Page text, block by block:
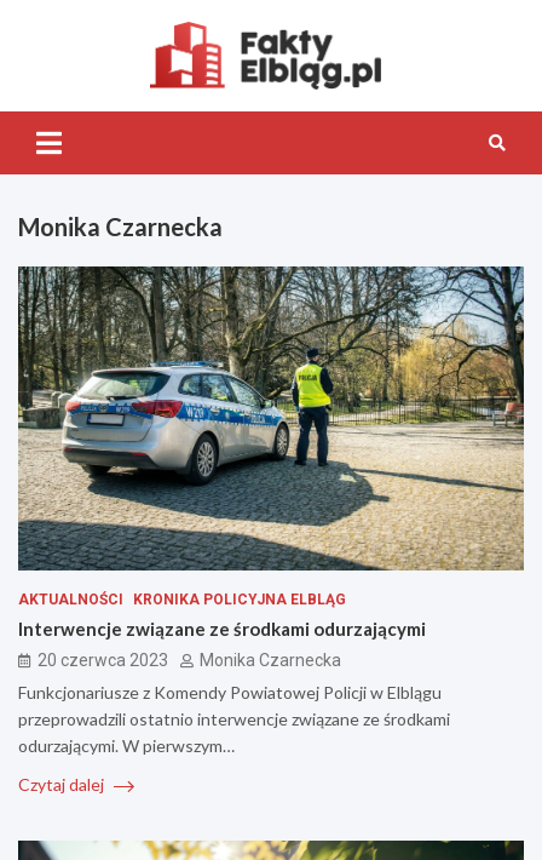
Monika Czarnecka
AKTUALNOŚCI KRONIKA POLICYJNA ELBLĄG
Interwencje związane ze środkami odurzającymi
20 czerwca 2023 Monika Czarnecka
Funkcjonariusze z Komendy Powiatowej Policji w Elblągu
przeprowadzili ostatnio interwencje związane ze środkami
odurzającymi. W pierwszym…
Czytaj dalej